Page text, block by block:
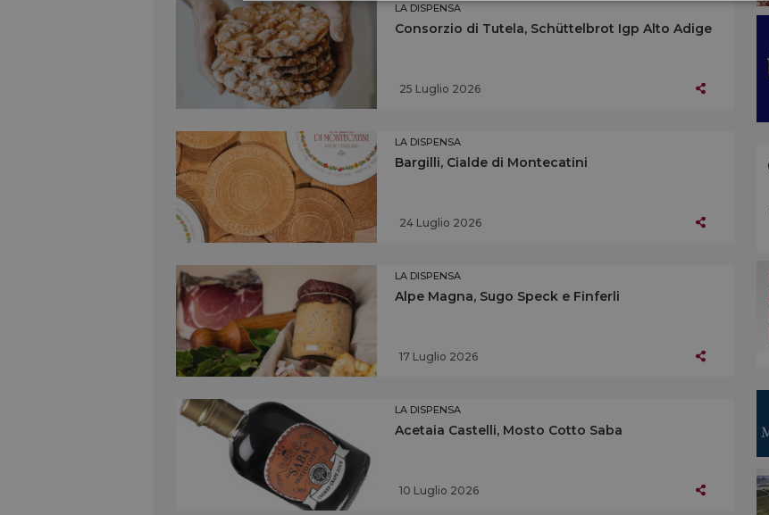
LA DISPENSA
Consorzio di Tutela, Schüttelbrot Igp Alto Adige
25 Luglio 2026
LA DISPENSA
Bargilli, Cialde di Montecatini
24 Luglio 2026
LA DISPENSA
Alpe Magna, Sugo Speck e Finferli
17 Luglio 2026
LA DISPENSA
Acetaia Castelli, Mosto Cotto Saba
10 Luglio 2026